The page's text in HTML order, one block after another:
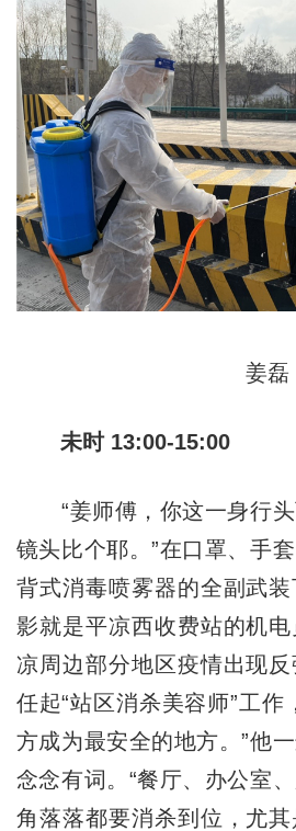
姜磊
未时 13:00-15:00
“姜师傅，你这一身行头
镜头比个耶。”在口罩、手
背式消毒喷雾器的全副武
影就是平凉西收费站的机
凉周边部分地区疫情出现
任起“站区消杀美容师”工作
方成为最安全的地方。”他
念念有词。“餐厅、办公室
角落落都要消杀到位，尤